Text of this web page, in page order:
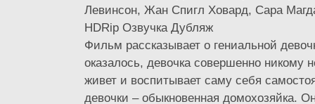
Левинсон, Жан Спигл Ховард, Сара
HDRip Озвучка Дубляж
Фильм рассказывает о гениальной
оказалось, девочка совершенно никому
живет и воспитывает саму себя
девочки – обыкновенная домохозяйка.